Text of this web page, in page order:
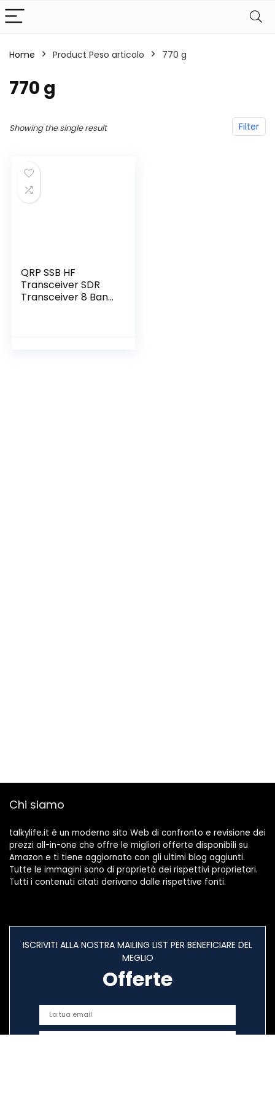
Home Product Peso articolo ‎770 g
‎770 g
Filter
Showing the single result
QRP SSB HF
Transceiver SDR
Transceiver 8 Band
Chi siamo
talkylife.it è un moderno sito Web di confronto e revisione dei
prezzi all-in-one che offre le migliori offerte disponibili su
Amazon e ti tiene aggiornato con gli ultimi blog aggiunti.
Tutte le immagini sono di proprietà dei rispettivi proprietari.
Tutti i contenuti citati derivano dalle rispettive fonti.
ISCRIVITI ALLA NOSTRA MAILING LIST PER BENEFICIARE DEL
MEGLIO
Offerte